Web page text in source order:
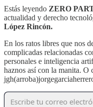
Estás leyendo ZERO
actualidad y derecho
López Rincón.
En los ratos libres que nos
complicadas relacionadas
personales e inteligencia
haznos así con la manita. O